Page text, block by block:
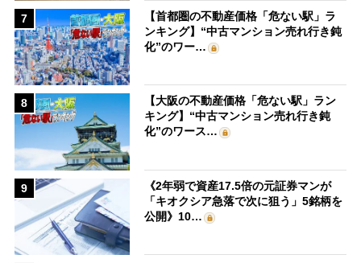
7
【首都圏の不動産価格「危ない駅」ラ
ンキング】“中古マンション売れ行き鈍
化”のワー…
8
【大阪の不動産価格「危ない駅」ラン
キング】“中古マンション売れ行き鈍
化”のワース…
9
《2年弱で資産17.5倍の元証券マンが
「キオクシア急落で次に狙う」5銘柄を
公開》10…